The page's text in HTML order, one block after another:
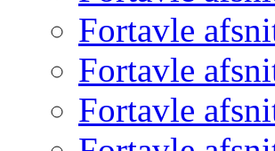
Fortavle
Fortavle
Fortavle